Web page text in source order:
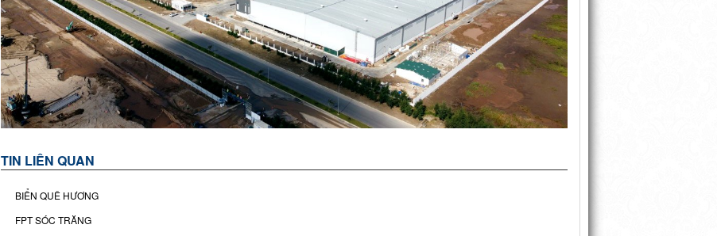
TIN LIÊN QUAN
BIỂN QUÊ HƯƠNG
FPT SÓC TRĂNG